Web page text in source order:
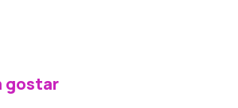
gostar